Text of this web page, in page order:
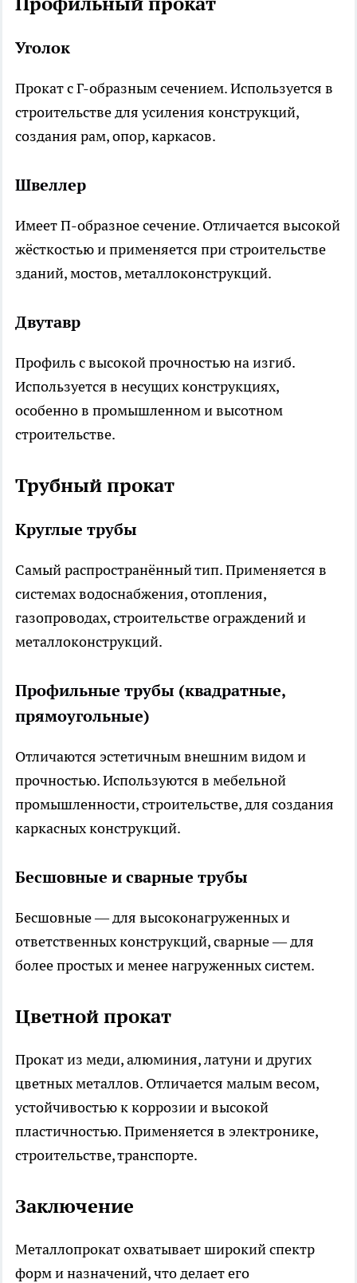
Уголок
Прокат с Г-образным сечением. Используется в
строительстве для усиления конструкций,
создания рам, опор, каркасов.
Швеллер
Имеет П-образное сечение. Отличается высокой
жёсткостью и применяется при строительстве
зданий, мостов, металлоконструкций.
Двутавр
Профиль с высокой прочностью на изгиб.
Используется в несущих конструкциях,
особенно в промышленном и высотном
строительстве.
Трубный прокат
Круглые трубы
Самый распространённый тип. Применяется в
системах водоснабжения, отопления,
газопроводах, строительстве ограждений и
металлоконструкций.
Профильные трубы (квадратные,
прямоугольные)
Отличаются эстетичным внешним видом и
прочностью. Используются в мебельной
промышленности, строительстве, для создания
каркасных конструкций.
Бесшовные и сварные трубы
Бесшовные — для высоконагруженных и
ответственных конструкций, сварные — для
более простых и менее нагруженных систем.
Цветной прокат
Прокат из меди, алюминия, латуни и других
цветных металлов. Отличается малым весом,
устойчивостью к коррозии и высокой
пластичностью. Применяется в электронике,
строительстве, транспорте.
Заключение
Металлопрокат охватывает широкий спектр
форм и назначений, что делает его